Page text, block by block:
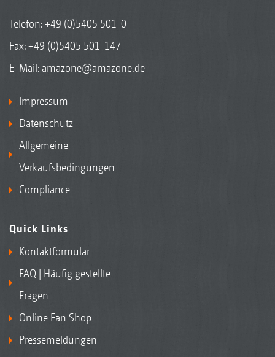
Telefon:+49 (0)5405 501-0
Fax: +49 (0)5405 501-147
E-Mail: amazone@amazone.de
Impressum
Datenschutz
Allgemeine
Verkaufsbedingungen
Compliance
Quick Links
Kontaktformular
FAQ | Häufig gestellte
Fragen
Online Fan Shop
Pressemeldungen